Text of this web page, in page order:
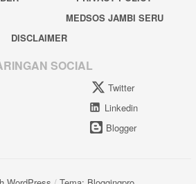
MEDSOS JAMBI SERU
DISCLAIMER
SOCIAL
Twitter
Linkedin
Blogger